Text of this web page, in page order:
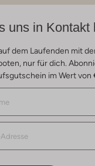
uns in Kontakt
dem Laufenden mit
nur für dich.
im Wert von